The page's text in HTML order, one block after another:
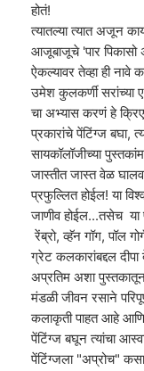
होतं!
त्यातल्या त्यात अजून
आजूबाजूचे 'पार
ऐकल्यावर तेव्हा ही नावे
उमेश कुलकर्णी सरांच्या
चा अभ्यास करणं हे
प्रकारांचे पेंटिंग्ज बघा,
सायकॉलॉजीच्या
जास्तीत जास्त वेळ
प्रफुल्लित होईल! या
जाणीव होईल...तसेच या
रेंब्रो, व्हॅन गॉग, पॉल
ग्रेट कलकारांबद्दल
अप्रतिम अशा पुस्तकातून
मंडळी जीवन रसाने
कलाकृती पाहत आहे
पेंटिंग्ज बघून त्यांचा
पेंटिंग्जला "अप्रोच" कसा